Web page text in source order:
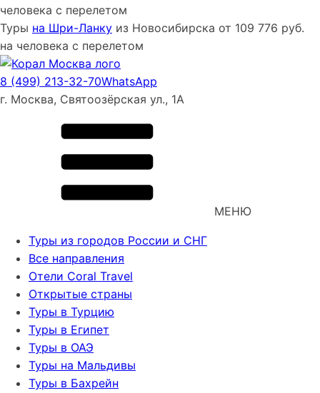
человека с перелетом
Туры на Шри-Ланку из Новосибирска от 109 776 руб.
на человека с перелетом
8 (499) 213-32-70WhatsApp
г. Москва, Святоозёрская ул., 1А
МЕНЮ
Туры из городов России и СНГ
Все направления
Отели Coral Travel
Открытые страны
Туры в Турцию
Туры в Египет
Туры в ОАЭ
Туры на Мальдивы
Туры в Бахрейн